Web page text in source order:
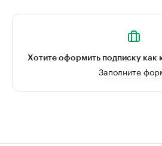
Хотите оформить подписку как
Заполните